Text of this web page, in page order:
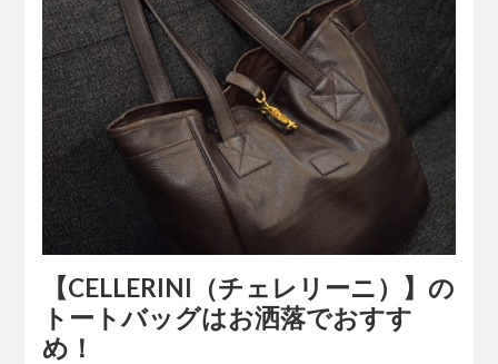
【CELLERINI（チェレリーニ）】の
トートバッグはお洒落でおすす
め！